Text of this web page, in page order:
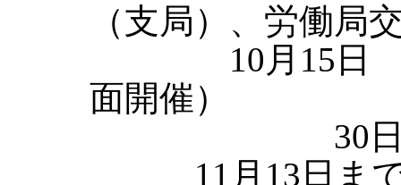
（支局）、労働局
10月15日 第
面開催）
30日ま
11月13日ま